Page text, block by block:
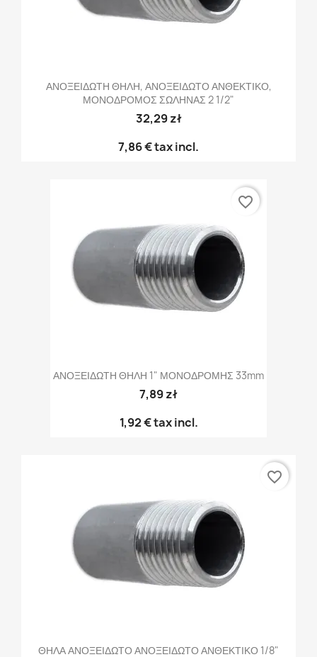
ΑΝΟΞΕΙΔΩΤΗ ΘΗΛΗ, ΑΝΟΞΕΙΔΩΤΟ ΑΝΘΕΚΤΙΚΟ,
ΜΟΝΟΔΡΟΜΟΣ ΣΩΛΗΝΑΣ 2 1/2"
32,29 zł
7,86 €tax incl.
ΑΝΟΞΕΙΔΩΤΗ ΘΗΛΗ 1" ΜΟΝΟΔΡΟΜΗΣ 33mm
7,89 zł
1,92 €tax incl.
favorite_border
ΘΗΛΑ ΑΝΟΞΕΙΔΩΤΟ ΑΝΟΞΕΙΔΩΤΟ ΑΝΘΕΚΤΙΚΟ 1/8"
favorite_border